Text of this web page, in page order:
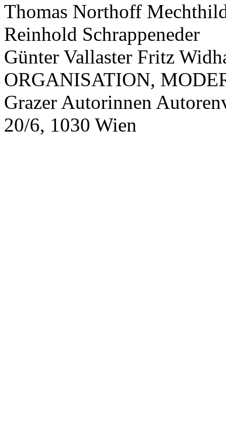
Thomas Northoff
Reinhold Schrappeneder
Günter Vallaster Fritz
ORGANISATION,
Grazer Autorinnen
20/6, 1030 Wien